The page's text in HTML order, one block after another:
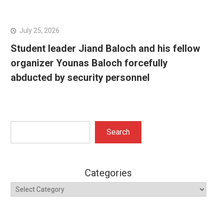
July 25, 2026
Student leader Jiand Baloch and his fellow
organizer Younas Baloch forcefully
abducted by security personnel
Search
Categories